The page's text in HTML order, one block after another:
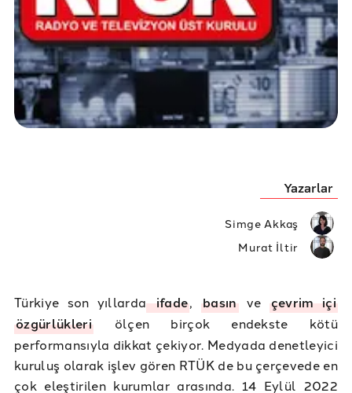
Yazarlar
Simge Akkaş
Murat İltir
Türkiye son yıllardaifade, basınve çevrim içi
özgürlükleriölçen birçok endekste kötü
performansıyla dikkat çekiyor. Medyada denetleyici
kuruluş olarak işlev gören RTÜK de bu çerçevede en
çok eleştirilen kurumlar arasında. 14 Eylül 2022